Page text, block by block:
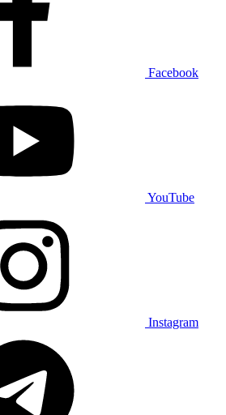
Facebook
YouTube
Instagram